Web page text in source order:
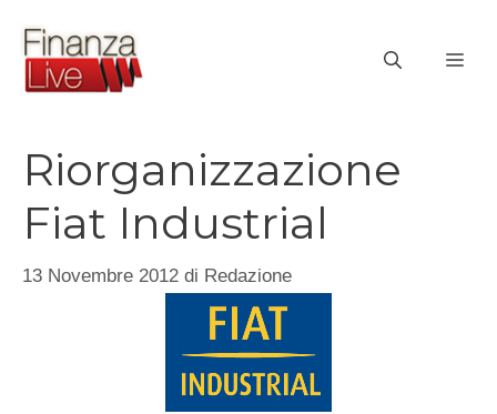
contenuto
Riorganizzazione
Fiat Industrial
13 Novembre 2012 di Redazione